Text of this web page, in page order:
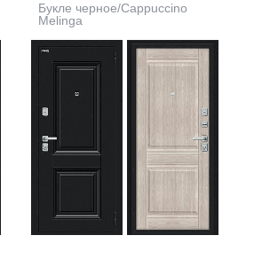
Букле черное/Cappuccino
Melinga